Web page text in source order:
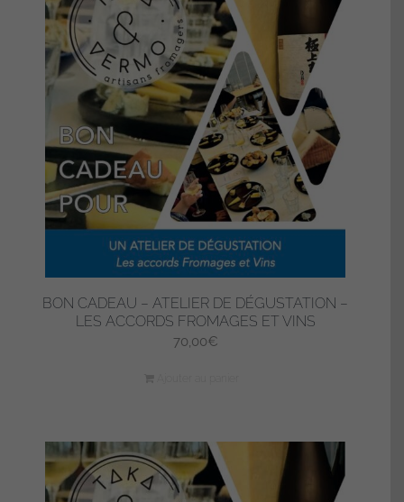
BON CADEAU – ATELIER DE DÉGUSTATION –
LES ACCORDS FROMAGES ET VINS
70,00€